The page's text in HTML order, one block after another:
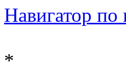
Навигатор
*